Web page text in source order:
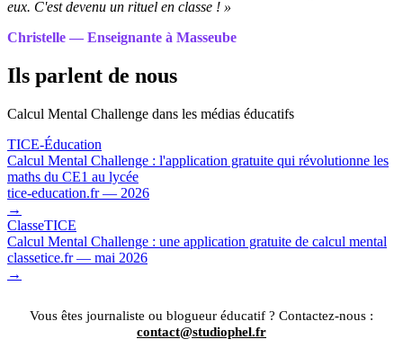
eux. C'est devenu un rituel en classe ! »
Christelle — Enseignante à Masseube
Ils parlent de nous
Calcul Mental Challenge dans les médias éducatifs
TICE-Éducation
Calcul Mental Challenge : l'application gratuite qui révolutionne les
maths du CE1 au lycée
tice-education.fr — 2026
→
ClasseTICE
Calcul Mental Challenge : une application gratuite de calcul mental
classetice.fr — mai 2026
→
Vous êtes journaliste ou blogueur éducatif ? Contactez-nous :
contact@studiophel.fr